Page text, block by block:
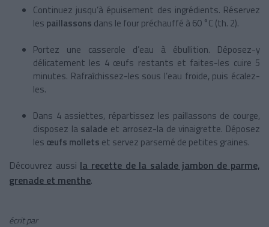
Continuez jusqu’à épuisement des ingrédients. Réservez
les paillassons dans le four préchauffé à 60 °C (th. 2).
Portez une casserole d’eau à ébullition. Déposez-y
délicatement les 4 œufs restants et faites-les cuire 5
minutes. Rafraîchissez-les sous l’eau froide, puis écalez-
les.
Dans 4 assiettes, répartissez les paillassons de courge,
disposez la salade et arrosez-la de vinaigrette. Déposez
les œufs mollets et servez parsemé de petites graines.
Découvrez aussi la recette de la salade jambon de parme,
grenade et menthe.
écrit par